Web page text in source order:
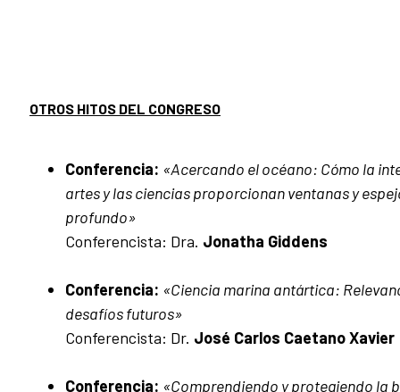
OTROS HITOS DEL CONGRESO
Conferencia: «Acercando el océano: Cómo la
artes y las ciencias proporcionan ventanas y
profundo»
Conferencista: Dra. Jonatha Giddens
Conferencia: «Ciencia marina antártica:
desafíos futuros»
Conferencista: Dr. José Carlos Caetano Xavier
Conferencia: «Comprendiendo y protegiendo la